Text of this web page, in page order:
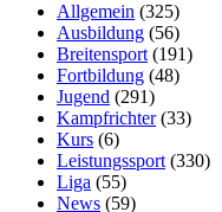
Allgemein (325)
Ausbildung (56)
Breitensport (191)
Fortbildung (48)
Jugend (291)
Kampfrichter(33)
Kurs (6)
Leistungssport (330)
Liga (55)
News (59)